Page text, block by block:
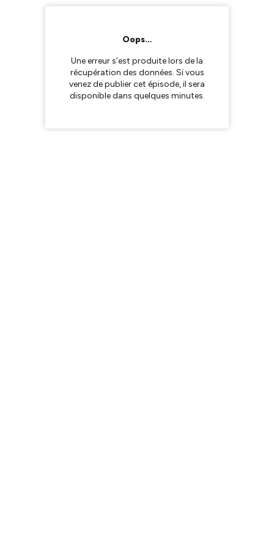
Oops…
Une erreur s’est produite lors de la
récupération des données. Si vous
venez de publier cet épisode, il sera
disponible dans quelques minutes.